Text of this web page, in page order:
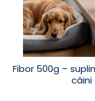
Fibor 500g –
câini